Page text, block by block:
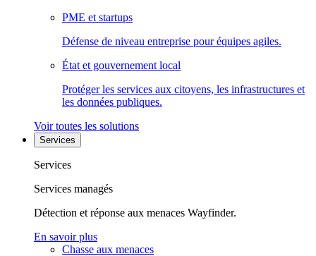
PME et startups
Défense de niveau entreprise pour équipes agiles.
État et gouvernement local
Protéger les services aux citoyens, les infrastructures et
les données publiques.
Voir toutes les solutions
Services
Services
Services managés
Détection et réponse aux menaces Wayfinder.
En savoir plus
Chasse aux menaces